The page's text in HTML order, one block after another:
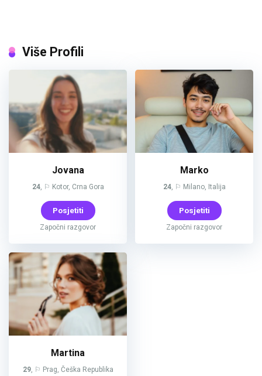
Više Profili
Jovana
24, ⚐ Kotor, Crna Gora
Posjetiti
Započni razgovor
Marko
24, ⚐ Milano, Italija
Posjetiti
Započni razgovor
Martina
29, ⚐ Prag, Češka Republika